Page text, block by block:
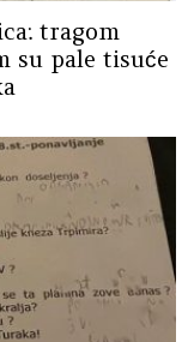
tragom
su pale tisuće